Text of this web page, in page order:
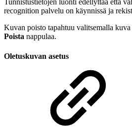
Tunnistustietojen luonti edellyttää että
recognition palvelu on käynnissä ja
Kuvan poisto tapahtuu valitsemalla
Poista nappulaa.
Oletuskuvan asetus